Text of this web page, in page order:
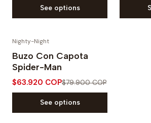
See options
Nighty-Night
Buzo Con Capota
Spider-Man
$63.920 COP$79.900 COP
See options